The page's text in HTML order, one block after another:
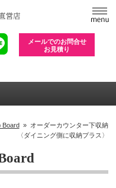
メールでのお問合せ
お見積り
Board» オーダーカウンター下収納
〈ダイニング側に収納プラス〉